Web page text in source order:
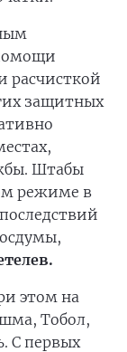
расчисткой
защитных
Штабы
режиме в
этом на
Тобол,
С первых